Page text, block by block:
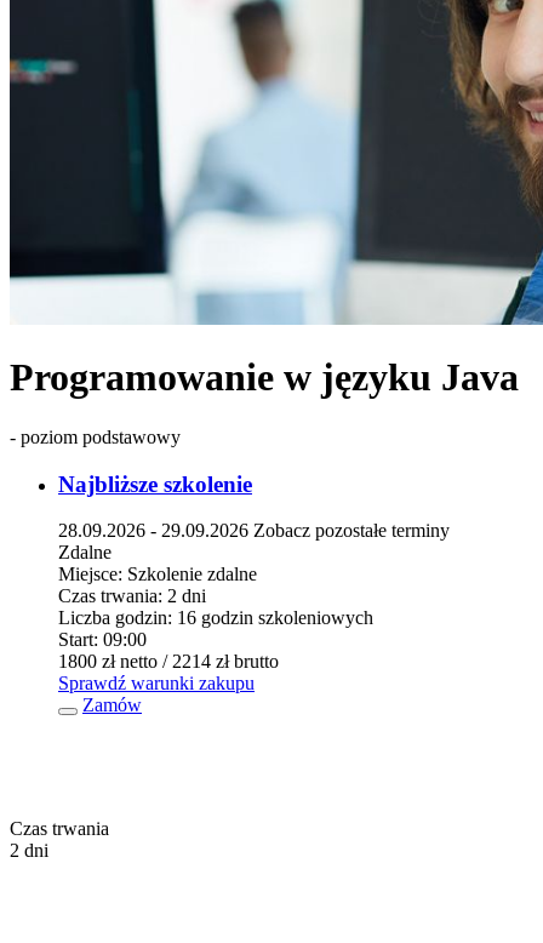
Programowanie w języku Java
- poziom podstawowy
Najbliższe szkolenie
28.09.2026 - 29.09.2026 Zobacz pozostałe terminy
Zdalne
Miejsce: Szkolenie zdalne
Czas trwania: 2 dni
Liczba godzin: 16 godzin szkoleniowych
Start: 09:00
1800 złnetto / 2214 złbrutto
Sprawdź warunki zakupu
Zamów
Czas trwania
2 dni